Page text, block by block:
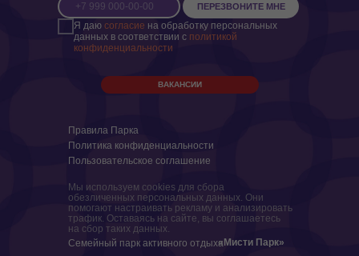
Я даю согласие на обработку персональных
данных в соответствии с политикой
конфиденциальности
ПЕРЕЗВОНИТЕ МНЕ
Правила Парка
Политика конфиденциальности
Пользовательское соглашение
Семейный парк активного отдыха
Мы используем cookies для сбора
обезличенных персональных данных. Они
помогают настраивать рекламу и анализировать
трафик. Оставаясь на сайте, вы соглашаетесь
на сбор таких данных.
«Мисти Парк»
ВАКАНСИИ